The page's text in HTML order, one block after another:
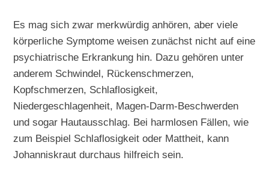
Es mag sich zwar merkwürdig anhören, aber viele
körperliche Symptome weisen zunächst nicht auf eine
psychiatrische Erkrankung hin. Dazu gehören unter
anderem Schwindel, Rückenschmerzen,
Kopfschmerzen, Schlaflosigkeit,
Niedergeschlagenheit, Magen-Darm-Beschwerden
und sogar Hautausschlag. Bei harmlosen Fällen, wie
zum Beispiel Schlaflosigkeit oder Mattheit, kann
Johanniskraut durchaus hilfreich sein.